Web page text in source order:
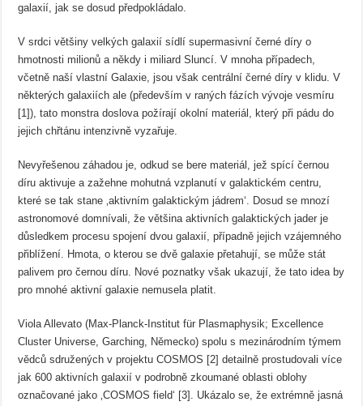
galaxií, jak se dosud předpokládalo.
V srdci většiny velkých galaxií sídlí supermasivní černé díry o
hmotnosti milionů a někdy i miliard Sluncí. V mnoha případech,
včetně naší vlastní Galaxie, jsou však centrální černé díry v klidu. V
některých galaxiích ale (především v raných fázích vývoje vesmíru
[1]), tato monstra doslova požírají okolní materiál, který při pádu do
jejich chřtánu intenzivně vyzařuje.
Nevyřešenou záhadou je, odkud se bere materiál, jež spící černou
díru aktivuje a zažehne mohutná vzplanutí v galaktickém centru,
které se tak stane ‚aktivním galaktickým jádrem‘. Dosud se mnozí
astronomové domnívali, že většina aktivních galaktických jader je
důsledkem procesu spojení dvou galaxií, případně jejich vzájemného
přiblížení. Hmota, o kterou se dvě galaxie přetahují, se může stát
palivem pro černou díru. Nové poznatky však ukazují, že tato idea by
pro mnohé aktivní galaxie nemusela platit.
Viola Allevato (Max-Planck-Institut für Plasmaphysik; Excellence
Cluster Universe, Garching, Německo) spolu s mezinárodním týmem
vědců sdružených v projektu COSMOS [2] detailně prostudovali více
jak 600 aktivních galaxií v podrobně zkoumané oblasti oblohy
označované jako ‚COSMOS field‘ [3]. Ukázalo se, že extrémně jasná